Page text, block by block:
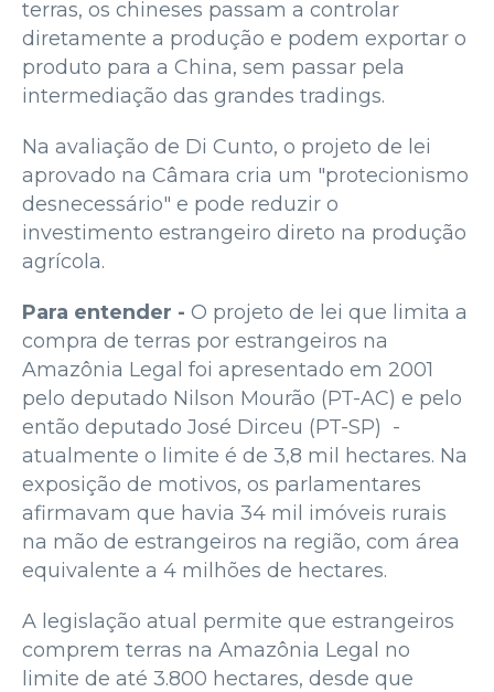
terras, os chineses passam a controlar
diretamente a produção e podem exportar o
produto para a China, sem passar pela
intermediação das grandes tradings.
Na avaliação de Di Cunto, o projeto de lei
aprovado na Câmara cria um "protecionismo
desnecessário" e pode reduzir o
investimento estrangeiro direto na produção
agrícola.
Para entender - O projeto de lei que limita a
compra de terras por estrangeiros na
Amazônia Legal foi apresentado em 2001
pelo deputado Nilson Mourão (PT-AC) e pelo
então deputado José Dirceu (PT-SP) -
atualmente o limite é de 3,8 mil hectares. Na
exposição de motivos, os parlamentares
afirmavam que havia 34 mil imóveis rurais
na mão de estrangeiros na região, com área
equivalente a 4 milhões de hectares.
A legislação atual permite que estrangeiros
comprem terras na Amazônia Legal no
limite de até 3.800 hectares, desde que